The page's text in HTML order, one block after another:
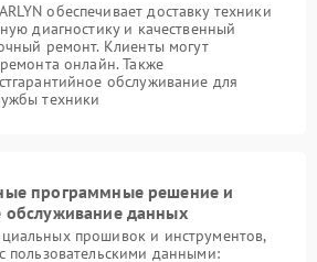
обеспечивает доставку техники
диагностику и качественный
ремонт. Клиенты могут
онлайн. Также
обслуживание для
техники
программные решение и
обслуживание данных
прошивок и инструментов,
пользовательскими данными: